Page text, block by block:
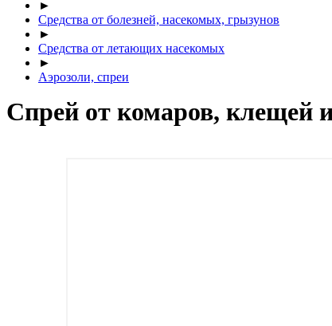
►
Средства от болезней, насекомых, грызунов
►
Средства от летающих насекомых
►
Аэрозоли, спреи
Спрей от комаров,